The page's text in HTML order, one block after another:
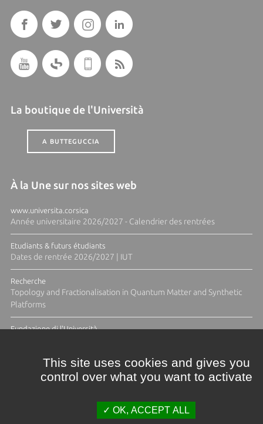
La boutique de l'Università
A BUTTEGUCCIA
À la Une sur nos sites web
www.universita.corsica
Année universitaire 2026/2027 - Calendrier des rentrées
Etudiants & futurs étudiants
Dates de rentrée 2026/2027 | IUT
Recherche
Topology and Fractionalisation in Quantum Matter and Synthetic
Platforms
Fundazione di l'Università
This site uses cookies and gives you
control over what you want to activate
OK, ACCEPT ALL